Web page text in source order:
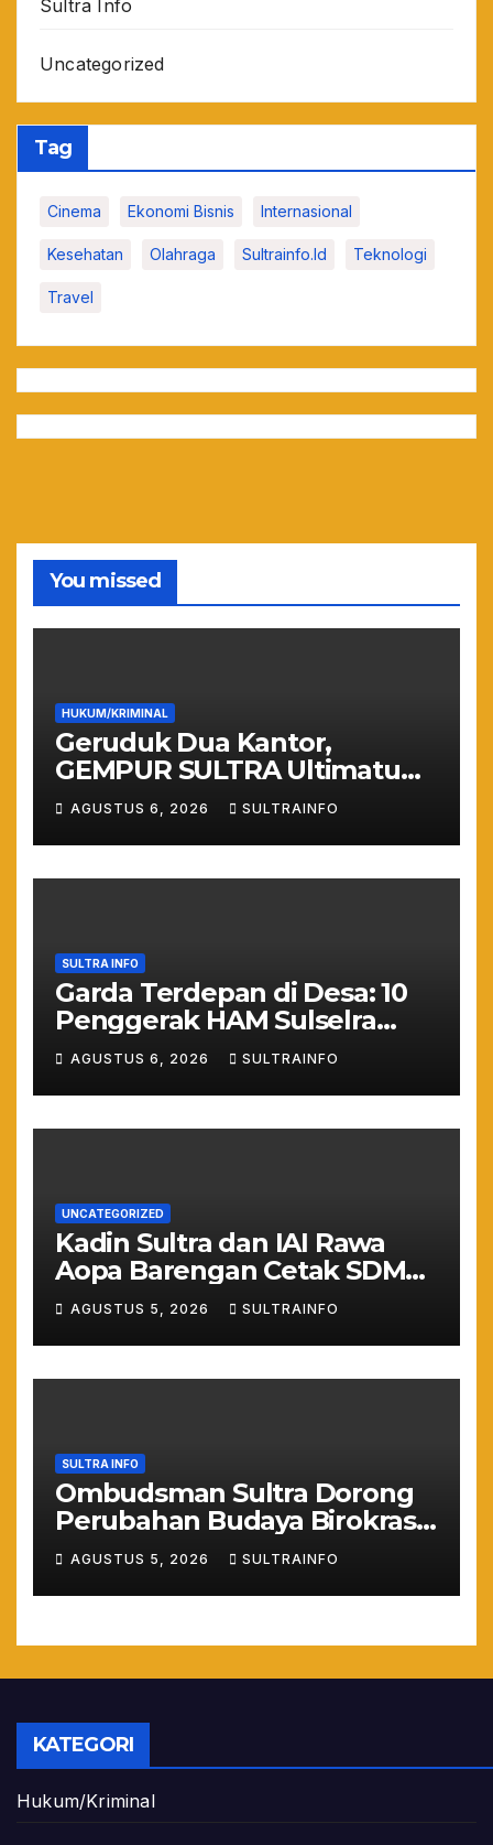
Sultra Info
Uncategorized
Tag
Cinema Ekonomi Bisnis Internasional
Kesehatan Olahraga Sultrainfo.id Teknologi
Travel
You missed
HUKUM/KRIMINAL
Geruduk Dua Kantor,
GEMPUR SULTRA Ultimatum
Keras: Lahan Puuwatu Siap
Diduduki Jika Tak Ada
Kepastian Hukum
AGUSTUS 6, 2026 SULTRAINFO
SULTRA INFO
Garda Terdepan di Desa: 10
Penggerak HAM Sulselra
Resmi Bertugas Mengawal
Asta Cita Prabowo
AGUSTUS 6, 2026 SULTRAINFO
UNCATEGORIZED
Kadin Sultra dan IAI Rawa
Aopa Barengan Cetak SDM
Siap Kerja dan Wirausaha
Muda
AGUSTUS 5, 2026 SULTRAINFO
SULTRA INFO
Ombudsman Sultra Dorong
Perubahan Budaya Birokrasi
Lewat Penilaian
Maladministrasi 2026
AGUSTUS 5, 2026 SULTRAINFO
KATEGORI
Hukum/Kriminal